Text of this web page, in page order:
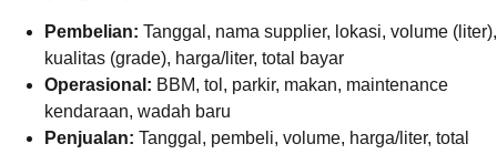
Pembelian: Tanggal, nama supplier, lokasi, volume (liter),
kualitas (grade), harga/liter, total bayar
Operasional: BBM, tol, parkir, makan, maintenance
kendaraan, wadah baru
Penjualan: Tanggal, pembeli, volume, harga/liter, total